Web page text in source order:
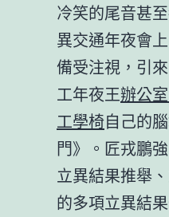
冷笑的尾音甚
異交通年夜會
備受注視，引
工年夜王辦公
工學椅自己的
門》。匠戎鵬
立異結果推舉
的多項立異結